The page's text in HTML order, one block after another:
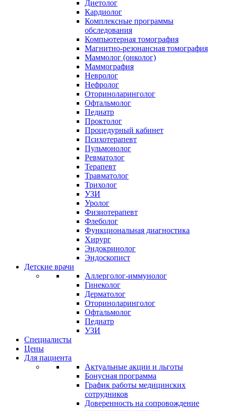
Диетолог
Кардиолог
Комплексные программы
обследования
Компьютерная томография
Магнитно-резонансная томография
Маммолог (онколог)
Маммография
Невролог
Нефролог
Оториноларинголог
Офтальмолог
Педиатр
Проктолог
Процедурный кабинет
Психотерапевт
Пульмонолог
Ревматолог
Терапевт
Травматолог
Трихолог
УЗИ
Уролог
Физиотерапевт
Флеболог
Функциональная диагностика
Хирург
Эндокринолог
Эндоскопист
Детские врачи
Аллерголог-иммунолог
Гинеколог
Дерматолог
Оториноларинголог
Офтальмолог
Педиатр
УЗИ
Специалисты
Цены
Для пациента
Актуальные акции и льготы
Бонусная программа
График работы медицинских
сотрудников
Доверенность на сопровождение